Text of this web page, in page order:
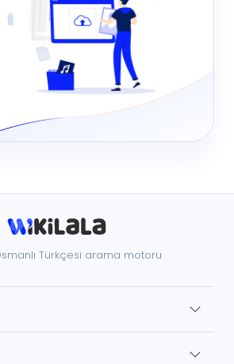
Türkçesi arama motoru